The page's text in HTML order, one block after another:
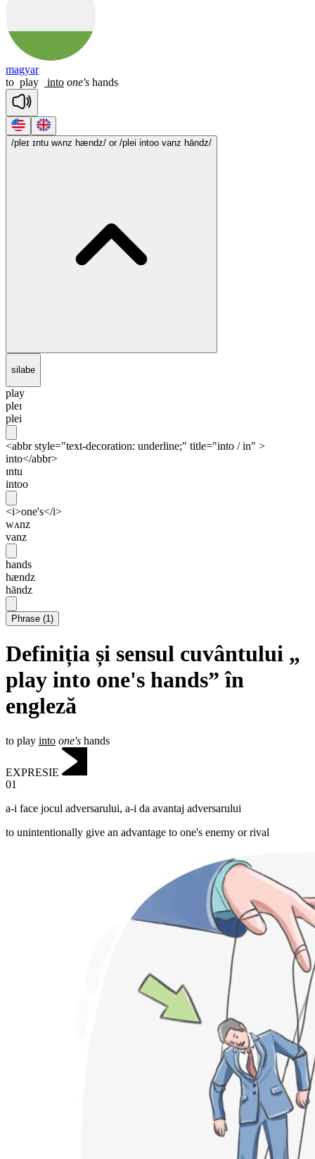
magyar
to play into one's hands
/pleɪ ɪntu wʌnz hændz/ or /plei intoo vanz hāndz/
silabe
play
pleɪ
plei
<abbr style="text-decoration: underline;" title="into / in" >
into</abbr>
ɪntu
intoo
<i>one's</i>
wʌnz
vanz
hands
hændz
hāndz
Phrase (1)
Definiția și sensul cuvântului „
play into one's hands” în
engleză
to play into one's hands
EXPRESIE
01
a-i face jocul adversarului, a-i da avantaj adversarului
to unintentionally give an advantage to one's enemy or rival